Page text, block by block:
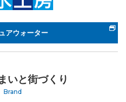
アウォーター
いと街づくり
Brand